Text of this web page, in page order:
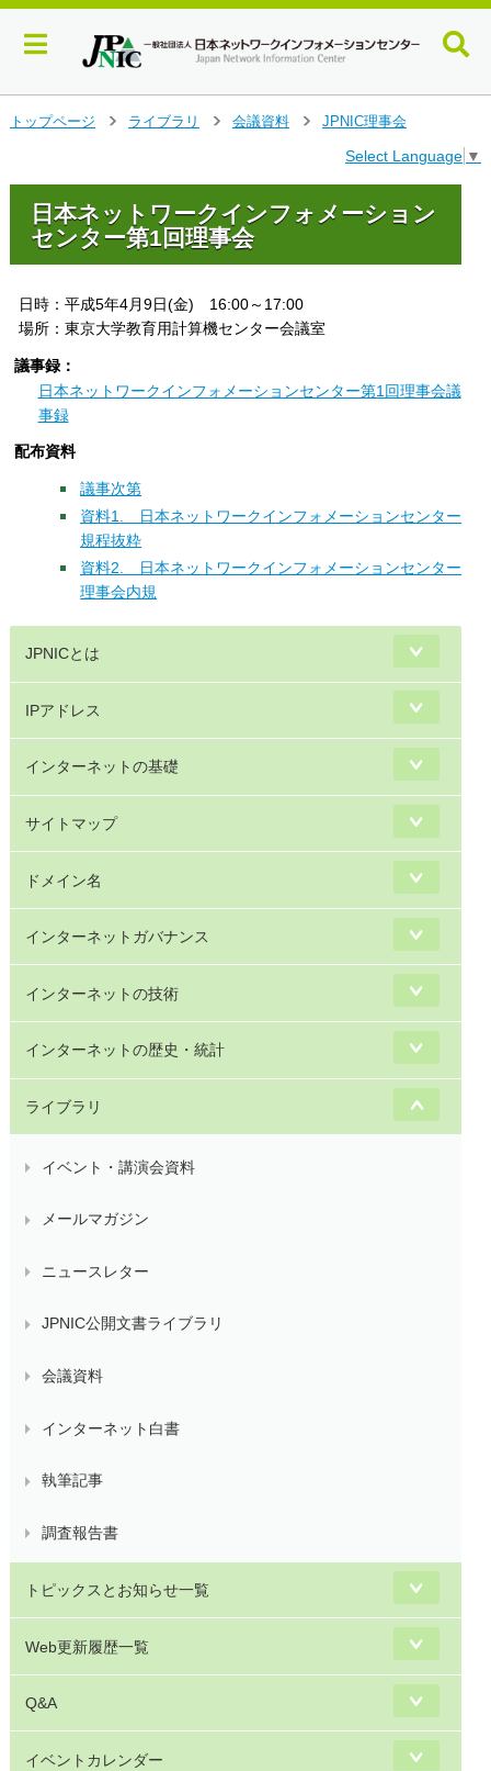
コ
トップページ
ライブラリ
会議資料
JPNIC理事会
Select Language ▼
日本ネットワークインフォメーション
センター第1回理事会
日時：平成5年4月9日(金) 16:00～17:00
場所：東京大学教育用計算機センター会議室
議事録：
日本ネットワークインフォメーションセンター第1回理事会議
事録
配布資料
議事次第
資料1. 日本ネットワークインフォメーションセンター
規程抜粋
資料2. 日本ネットワークインフォメーションセンター
理事会内規
JPNICとは
IPアドレス
インターネットの基礎
サイトマップ
ドメイン名
インターネットガバナンス
インターネットの技術
インターネットの歴史・統計
ライブラリ
イベント・講演会資料
メールマガジン
ニュースレター
JPNIC公開文書ライブラリ
会議資料
インターネット白書
執筆記事
調査報告書
トピックスとお知らせ一覧
Web更新履歴一覧
Q&A
イベントカレンダー